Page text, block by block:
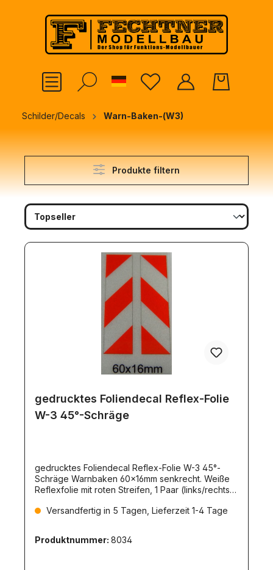
springen
German
Schilder/Decals Warn-Baken-(W3)
Produkte filtern
gedrucktes Foliendecal Reflex-Folie
W-3 45°-Schräge
gedrucktes Foliendecal Reflex-Folie W-3 45°-
Schräge Warnbaken 60x16mm senkrecht. Weiße
Reflexfolie mit roten Streifen, 1 Paar (links/rechts).
universell einsetzbar. Einsatzfälle:-Markierung von
Aufbauten aller Art-Markierung von Ecken an
Versandfertig in 5 Tagen, Lieferzeit 1-4 Tage
Produktnummer: 8034